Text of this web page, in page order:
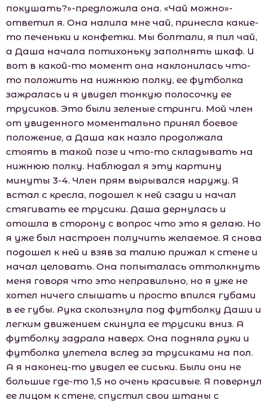
покушать?»-предложила она. «Чай можно»-
ответил я. Она налила мне чай, принесла какие-
то печеньки и конфетки. Мы болтали, я пил чай,
а Даша начала потихоньку заполнять шкаф. И
вот в какой-то момент она наклонилась что-
то положить на нижнюю полку, ее футболка
зажралась и я увидел тонкую полосочку ее
трусиков. Это были зеленые стринги. Мой член
от увиденного моментально принял боевое
положение, а Даша как назло продолжала
стоять в такой позе и что-то складывать на
нижнюю полку. Наблюдал я эту картину
минуты 3-4. Член прям вырывался наружу. Я
встал с кресла, подошел к ней сзади и начал
стягивать ее трусики. Даша дернулась и
отошла в сторону с вопрос что это я делаю. Но
я уже был настроен получить желаемое. Я снова
подошел к ней и взяв за талию прижал к стене и
начал целовать. Она попыталась оттолкнуть
меня говоря что это неправильно, но я уже не
хотел ничего слышать и просто впился губами
в ее губы. Рука скользнула под футболку Даши и
легким движением скинула ее трусики вниз. А
футболку задрала наверх. Она подняла руки и
футболка улетела вслед за трусиками на пол.
А я наконец-то увидел ее сиськи. Были они не
большие где-то 1,5 но очень красивые. Я повернул
ее лицом к стене, спустил свои штаны с